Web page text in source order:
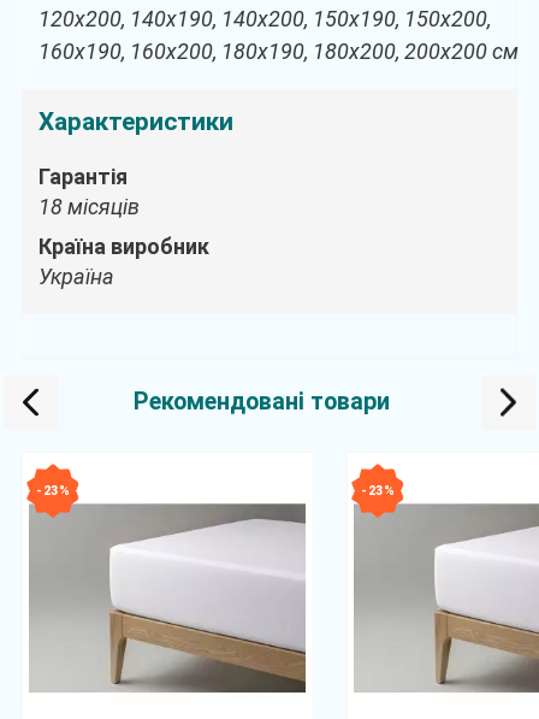
120х200, 140х190, 140х200, 150х190, 150х200,
160х190, 160х200, 180х190, 180х200, 200х200 см
Характеристики
Гарантія
18 місяців
Країна виробник
Україна
Рекомендовані товари
- 23 % - 23 %